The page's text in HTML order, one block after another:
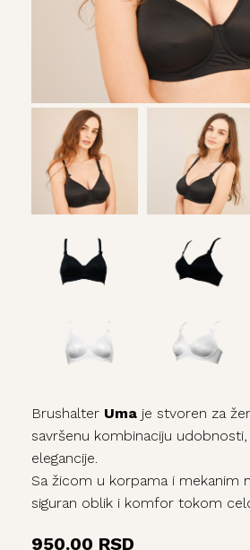
Brushalter Uma je stvoren za
savršenu kombinaciju
elegancije.
Sa žicom u korpama i mekanim
siguran oblik i komfor tokom
950.00 RSD